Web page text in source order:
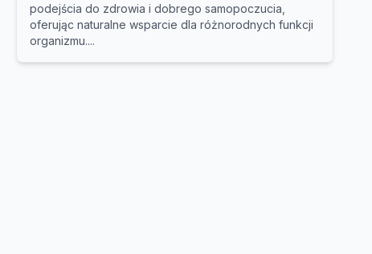
podejścia do zdrowia i dobrego samopoczucia,
oferując naturalne wsparcie dla różnorodnych funkcji
organizmu....